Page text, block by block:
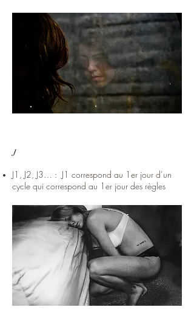
J
J1, J2, J3… : J1 correspond au 1er jour d’un
cycle qui correspond au 1er jour des règles